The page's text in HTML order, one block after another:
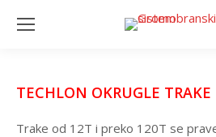
TECHLON OKRUGLE
Trake od 12T i preko 120T se